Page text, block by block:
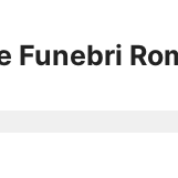
Funebri